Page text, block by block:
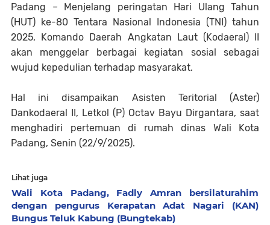
Padang – Menjelang peringatan Hari Ulang Tahun
(HUT) ke-80 Tentara Nasional Indonesia (TNI) tahun
2025, Komando Daerah Angkatan Laut (Kodaeral) II
akan menggelar berbagai kegiatan sosial sebagai
wujud kepedulian terhadap masyarakat.
Hal ini disampaikan Asisten Teritorial (Aster)
Dankodaeral II, Letkol (P) Octav Bayu Dirgantara, saat
menghadiri pertemuan di rumah dinas Wali Kota
Padang, Senin (22/9/2025).
Lihat juga
Wali Kota Padang, Fadly Amran bersilaturahim
dengan pengurus Kerapatan Adat Nagari (KAN)
Bungus Teluk Kabung (Bungtekab)